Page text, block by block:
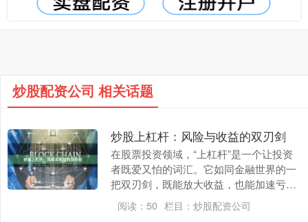
炒股配资公司 相关话题
炒股上杠杆：风险与收益的双刃剑
在股票投资领域，“上杠杆”是一个让投资
者既爱又怕的词汇。它如同金融世界的一
把双刃剑，既能放大收益，也能加速亏
损。对于普通投资者而言，理解杠杆的本
质、风险与适用场....
阅读： 50 栏目： 炒股配资公司